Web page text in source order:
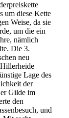
um diese Kette
Weise, da sie
um die ein
nämlich
Die 3.
neu
Lage des
der
Gilde im
den
und